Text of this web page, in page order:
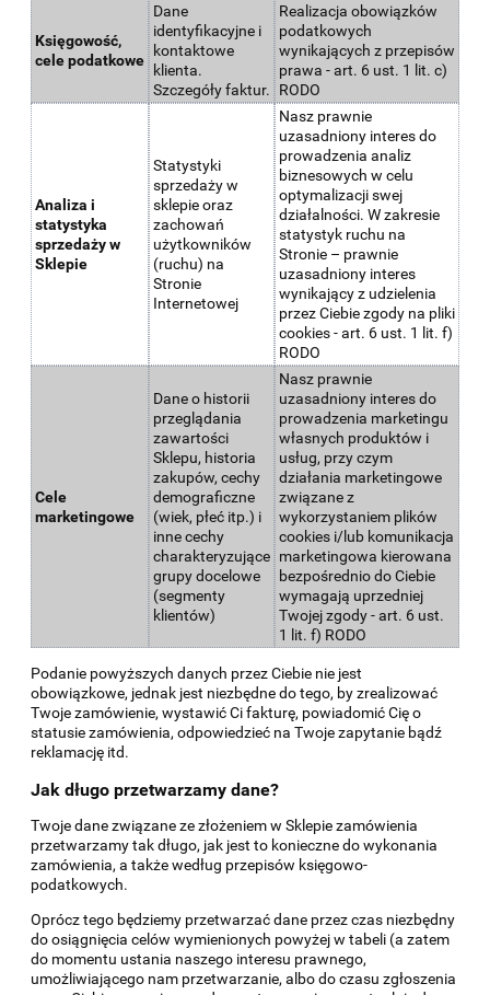
Księgowość,
cele podatkowe
Dane
identyfikacyjne i
kontaktowe
klienta.
Szczegóły faktur.
Realizacja obowiązków
podatkowych
wynikających z przepisów
prawa - art. 6 ust. 1 lit. c)
RODO
Analiza i
statystyka
sprzedaży w
Sklepie
Statystyki
sprzedaży w
sklepie oraz
zachowań
użytkowników
(ruchu) na
Stronie
Internetowej
Nasz prawnie
uzasadniony interes do
prowadzenia analiz
biznesowych w celu
optymalizacji swej
działalności. W zakresie
statystyk ruchu na
Stronie – prawnie
uzasadniony interes
wynikający z udzielenia
przez Ciebie zgody na pliki
cookies - art. 6 ust. 1 lit. f)
RODO
Cele
marketingowe
Dane o historii
przeglądania
zawartości
Sklepu, historia
zakupów, cechy
demograficzne
(wiek, płeć itp.) i
inne cechy
charakteryzujące
grupy docelowe
(segmenty
klientów)
Nasz prawnie
uzasadniony interes do
prowadzenia marketingu
własnych produktów i
usług, przy czym
działania marketingowe
związane z
wykorzystaniem plików
cookies i/lub komunikacja
marketingowa kierowana
bezpośrednio do Ciebie
wymagają uprzedniej
Twojej zgody - art. 6 ust.
1 lit. f) RODO
Podanie powyższych danych przez Ciebie nie jest
obowiązkowe, jednak jest niezbędne do tego, by zrealizować
Twoje zamówienie, wystawić Ci fakturę, powiadomić Cię o
statusie zamówienia, odpowiedzieć na Twoje zapytanie bądź
reklamację itd.
Jak długo przetwarzamy dane?
Twoje dane związane ze złożeniem w Sklepie zamówienia
przetwarzamy tak długo, jak jest to konieczne do wykonania
zamówienia, a także według przepisów księgowo-
podatkowych.
Oprócz tego będziemy przetwarzać dane przez czas niezbędny
do osiągnięcia celów wymienionych powyżej w tabeli (a zatem
do momentu ustania naszego interesu prawnego,
umożliwiającego nam przetwarzanie, albo do czasu zgłoszenia